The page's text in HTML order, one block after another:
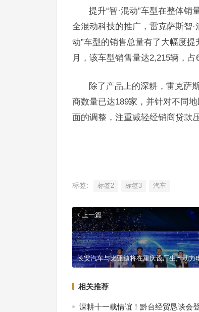
提升“智·混动”车型在整体
全混动科技的推广，雷克萨斯智
动”车型的销售总量有了大幅度
月，该车型销售量达2,215辆，占
除了产品上的深耕，雷克萨
商数量已达189家，并针对不同
面的调整，注重减轻经销商贷款
标签: 标签2 标签3 汽车
上一篇
长安汽车与比亚迪将在重庆设厂生产动力
相关推荐
深耕十一载情谊！黔台经贸恳谈会